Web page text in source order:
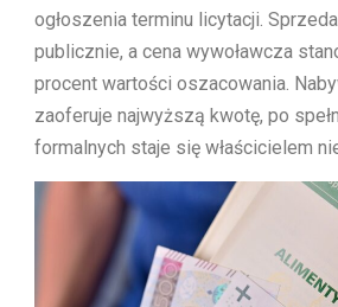
ogłoszenia terminu licytacji.
publicznie, a cena wywoławcza
procent wartości oszacowania.
zaoferuje najwyższą kwotę, po
formalnych staje się właścicielem